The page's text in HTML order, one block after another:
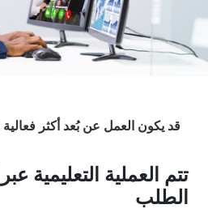
قد يكون العمل عن بُعد أكثر
تتم العملية التعليمية
الطلب